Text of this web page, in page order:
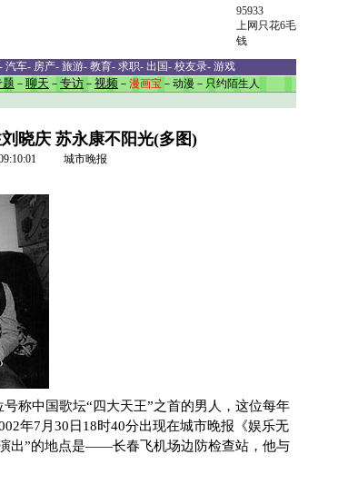
95933
上网只花6毛
钱
汽车- 房产- 旅游- 教育- 求职- 出国- 校友录- 游戏
题 － 聊天 － 专访 － 视频 － 漫画宝 － 动漫 － 只约陌生人
晓庆 苏永康不阳光(多图)
09:10:01 城市晚报
中国歌坛“四大天王”之首的男人，这位每年
年7月30日18时40分出现在城市晚报《娱乐无
出”的地点是——长春飞机场边防检查站，他与